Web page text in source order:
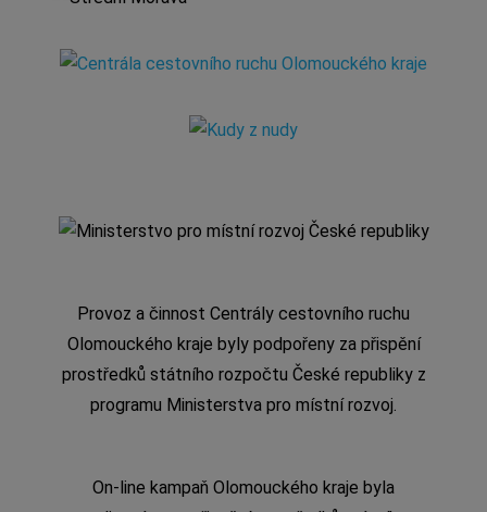
Provoz a činnost Centrály cestovního ruchu
Olomouckého kraje byly podpořeny za přispění
prostředků státního rozpočtu České republiky z
programu Ministerstva pro místní rozvoj.
On-line kampaň Olomouckého kraje byla